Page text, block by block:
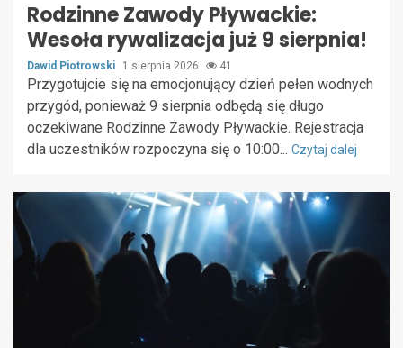
Rodzinne Zawody Pływackie:
Wesoła rywalizacja już 9 sierpnia!
Dawid Piotrowski 1 sierpnia 2026 41
Przygotujcie się na emocjonujący dzień pełen wodnych
przygód, ponieważ 9 sierpnia odbędą się długo
oczekiwane Rodzinne Zawody Pływackie. Rejestracja
dla uczestników rozpoczyna się o 10:00... Czytaj dalej